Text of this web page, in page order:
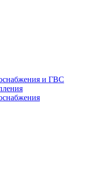
и ГВС